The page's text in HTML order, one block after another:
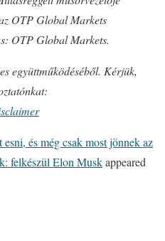
OTP Global Markets
OTP Global Markets.
együttműködéséből. Kérjük,
és még csak most jönnek az
felkészül Elon Muskappeared